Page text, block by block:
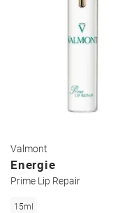
Valmont
Energie
Prime Lip Repair
15ml